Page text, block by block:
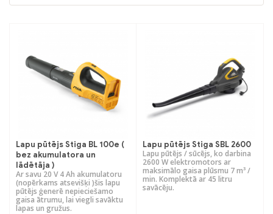
Lapu pūtējs Stiga BL 100e (
bez akumulatora un
lādētāja )
Ar savu 20 V 4 Ah akumulatoru
(nopērkams atsevišķi )šis lapu
pūtējs ģenerē nepieciešamo
gaisa ātrumu, lai viegli savāktu
lapas un gružus.
Lapu pūtējs Stiga SBL 2600
Lapu pūtējs / sūcējs, ko darbina
2600 W elektromotors ar
maksimālo gaisa plūsmu 7 m³ /
min. Komplektā ar 45 litru
savācēju.